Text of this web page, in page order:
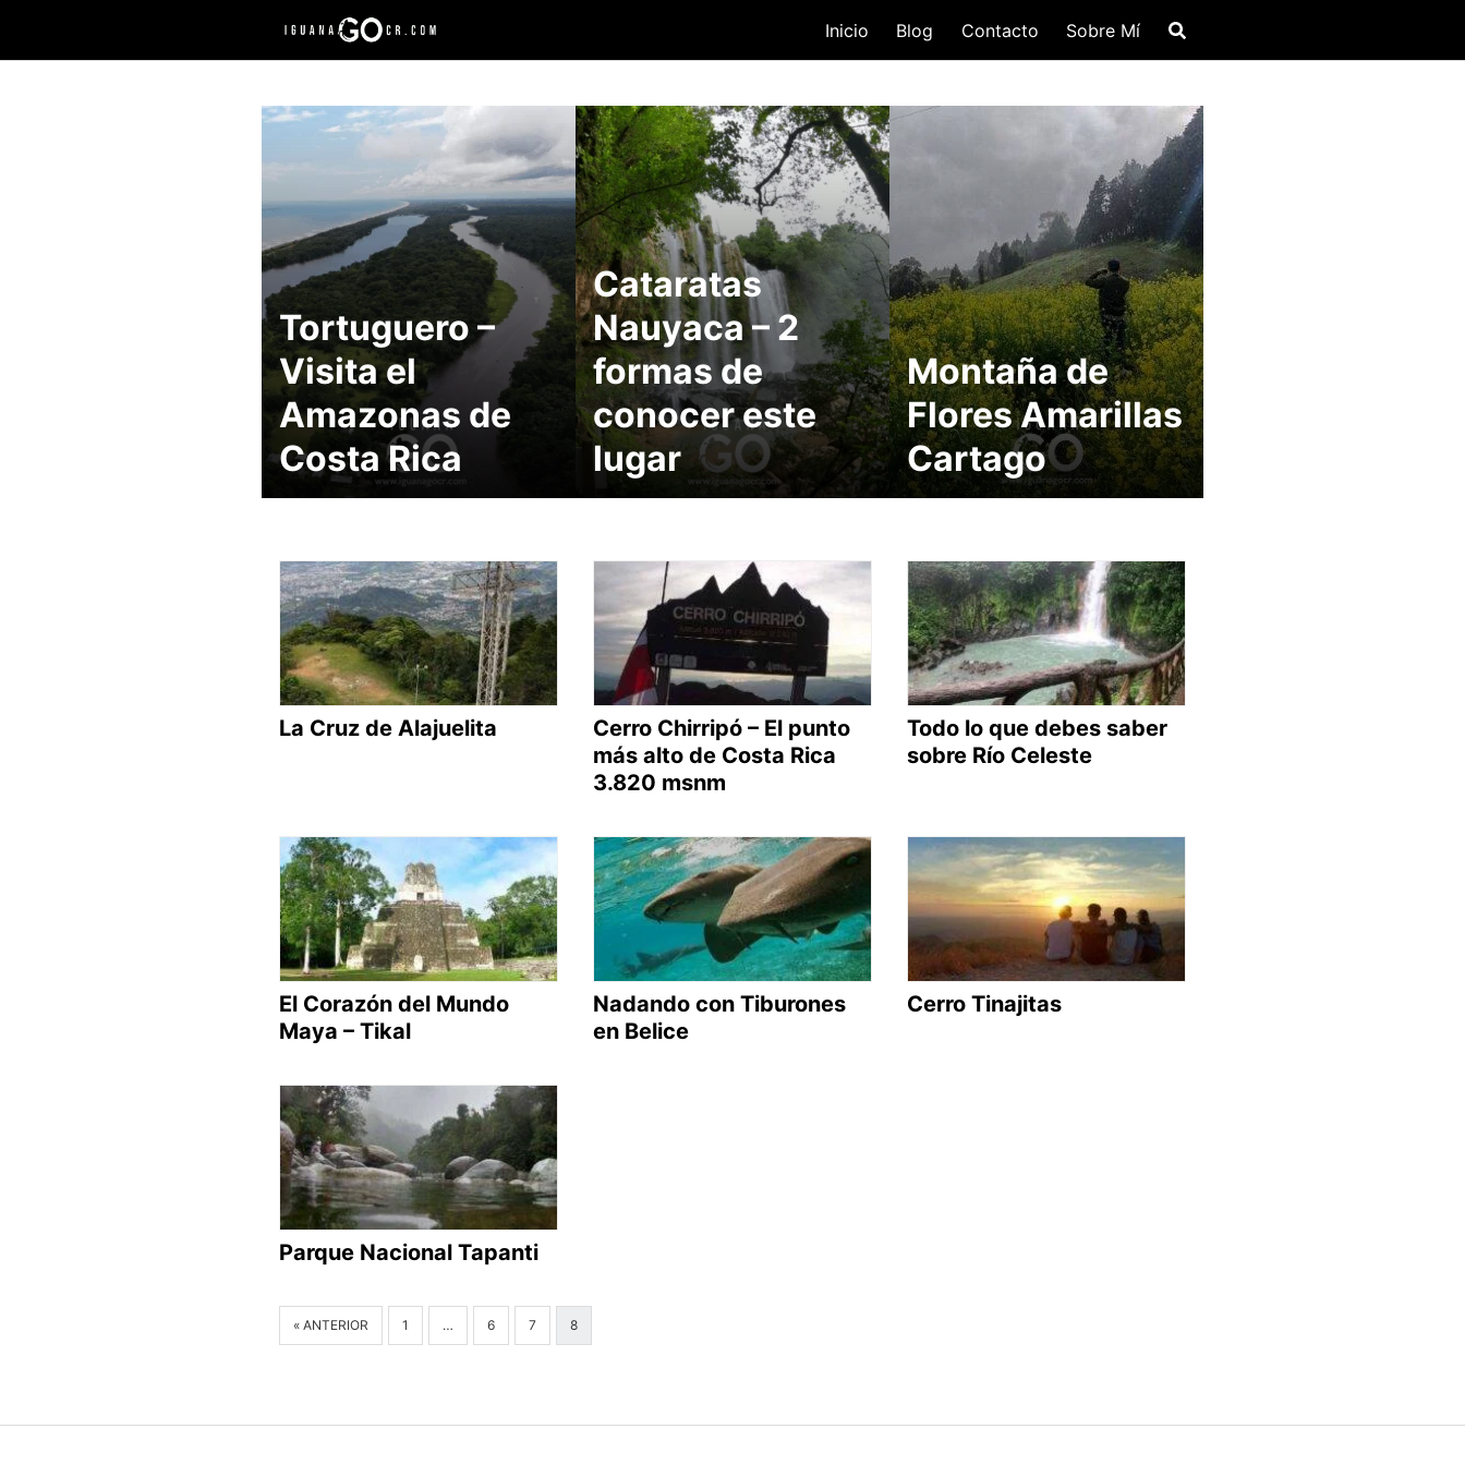
contenido
Inicio Blog Contacto Sobre Mí
Tortuguero –
Visita el
Amazonas de
Costa Rica
Cataratas
Nauyaca – 2
formas de
conocer este
lugar
Montaña de
Flores Amarillas
Cartago
La Cruz de Alajuelita
Cerro Chirripó – El punto
más alto de Costa Rica
3.820 msnm
Todo lo que debes saber
sobre Río Celeste
El Corazón del Mundo
Maya – Tikal
Nadando con Tiburones
en Belice
Cerro Tinajitas
Parque Nacional Tapanti
« ANTERIOR 1 … 6 7 8